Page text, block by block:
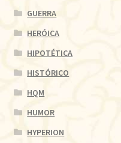
GUERRA
HERÓICA
HIPOTÉTICA
HISTÓRICO
HQM
HUMOR
HYPERION